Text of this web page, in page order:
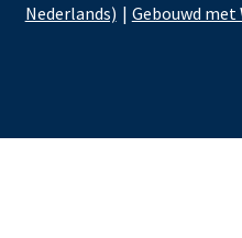
Nederlands)
Gebouwd met